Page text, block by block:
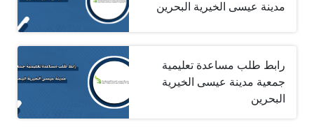
مدينة عيسى الخيرية البحرين
رابط طلب مساعدة تعليمية
جمعية مدينة عيسى الخيرية
البحرين